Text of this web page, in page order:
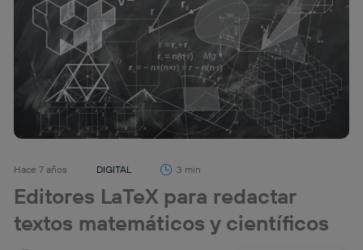
Hace 7 años DIGITAL 3 min
Editores LaTeX para redactar
textos matemáticos y científicos